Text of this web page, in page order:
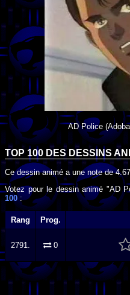
AD Police
TOP 100 DES DESSINS
Ce dessin animé a une note de4.67
Votez pour le dessin animé "AD
100:
Rang Prog.
2791. 0